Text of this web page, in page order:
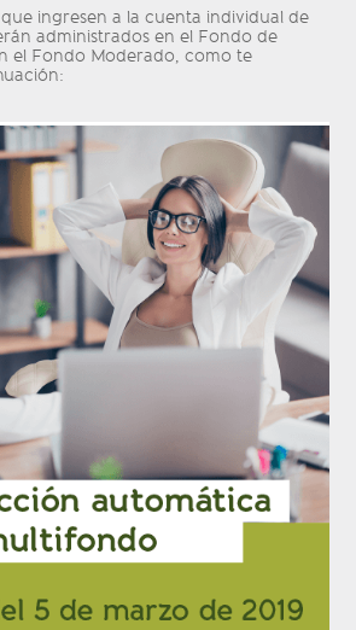
ingresen a la cuenta individual de
administrados en el Fondo de
el Fondo Moderado, como te